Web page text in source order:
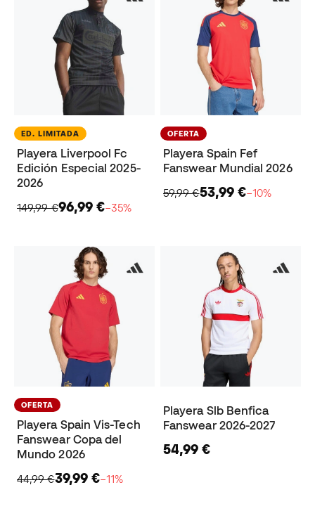
ED. LIMITADA
Playera Liverpool Fc
Edición Especial 2025-
2026
149,99 €96,99 €−35%
OFERTA
Playera Spain Fef
Fanswear Mundial 2026
59,99 €53,99 €−10%
OFERTA
Playera Spain Vis-Tech
Fanswear Copa del
Mundo 2026
44,99 €39,99 €−11%
Playera Slb Benfica
Fanswear 2026-2027
54,99 €